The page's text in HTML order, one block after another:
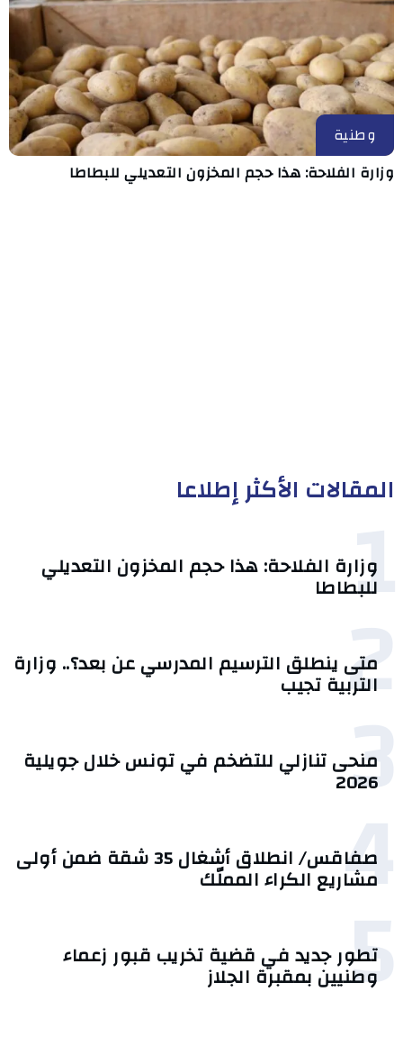
وطنية
وزارة الفلاحة: هذا حجم المخزون التعديلي للبطاطا
المقالات الأكثر إطلاعا
1
وزارة الفلاحة: هذا حجم المخزون التعديلي
للبطاطا
2
متى ينطلق الترسيم المدرسي عن بعد؟.. وزارة
التربية تجيب
3 منحى تنازلي ‎للتضخم في تونس خلال جويلية
2026‎
4 صفاقس/ انطلاق أشغال 35 شقة ضمن أولى
مشاريع الكراء المملّك
5
تطور جديد في قضية تخريب قبور زعماء
وطنيين بمقبرة الجلاز